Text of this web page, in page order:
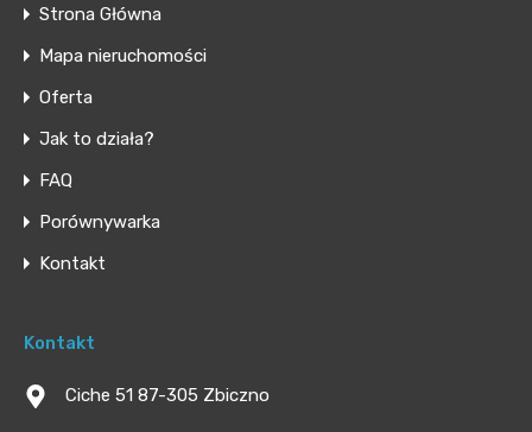
Strona Główna
Mapa nieruchomości
Oferta
Jak to działa?
FAQ
Porównywarka
Kontakt
Kontakt
Ciche 51 87-305 Zbiczno